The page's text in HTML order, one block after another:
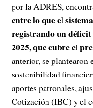
por la ADRES,
entre lo que el
registrando un déficit
2025, que cubre el
anterior, se plantearon
sostenibilidad
aportes patronales,
Cotización (IBC) y el